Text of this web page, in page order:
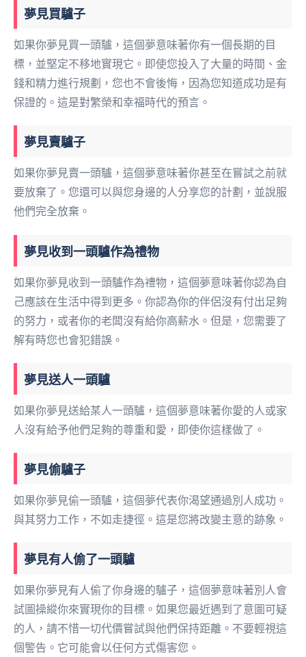
夢見買驢子
如果你夢見買一頭驢，這個夢意味著你有一個長期的目
標，並堅定不移地實現它。即使您投入了大量的時間、金
錢和精力進行規劃，您也不會後悔，因為您知道成功是有
保證的。這是對繁榮和幸福時代的預言。
夢見賣驢子
如果你夢見賣一頭驢，這個夢意味著你甚至在嘗試之前就
要放棄了。您還可以與您身邊的人分享您的計劃，並說服
他們完全放棄。
夢見收到一頭驢作為禮物
如果你夢見收到一頭驢作為禮物，這個夢意味著你認為自
己應該在生活中得到更多。你認為你的伴侶沒有付出足夠
的努力，或者你的老闆沒有給你高薪水。但是，您需要了
解有時您也會犯錯誤。
夢見送人一頭驢
如果你夢見送給某人一頭驢，這個夢意味著你愛的人或家
人沒有給予他們足夠的尊重和愛，即使你這樣做了。
夢見偷驢子
如果你夢見偷一頭驢，這個夢代表你渴望通過別人成功。
與其努力工作，不如走捷徑。這是您將改變主意的跡象。
夢見有人偷了一頭驢
如果你夢見有人偷了你身邊的驢子，這個夢意味著別人會
試圖操縱你來實現你的目標。如果您最近遇到了意圖可疑
的人，請不惜一切代價嘗試與他們保持距離。不要輕視這
個警告。它可能會以任何方式傷害您。